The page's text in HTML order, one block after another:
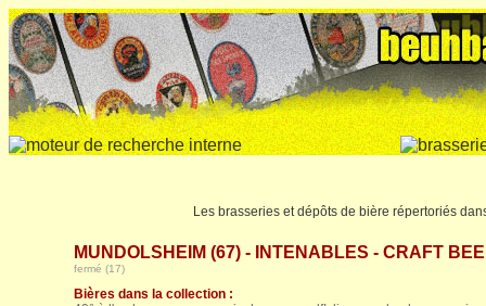
Les brasseries et dépôts de bière répertoriés
MUNDOLSHEIM (67) - INTENABLES - CRAFT
fermé (17)
Bières dans la collection :